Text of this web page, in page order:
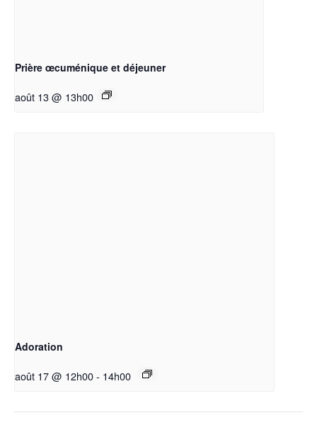
Prière œcuménique et déjeuner
août 13 @ 13h00
Adoration
août 17 @ 12h00- 14h00